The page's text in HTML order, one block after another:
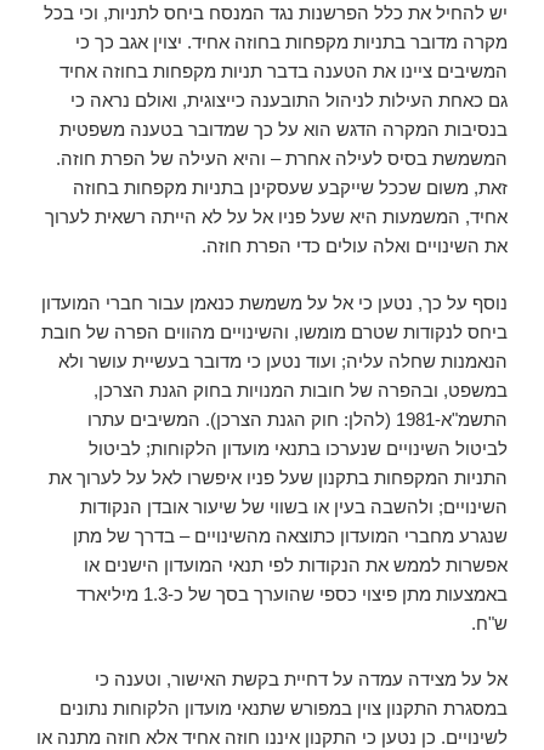
יש להחיל את כלל הפרשנות נגד המנסח ביחס לתניות, וכי בכל
מקרה מדובר בתניות מקפחות בחוזה אחיד. יצוין אגב כך כי
המשיבים ציינו את הטענה בדבר תניות מקפחות בחוזה אחיד
גם כאחת העילות לניהול התובענה כייצוגית, ואולם נראה כי
בנסיבות המקרה הדגש הוא על כך שמדובר בטענה משפטית
המשמשת בסיס לעילה אחרת – והיא העילה של הפרת חוזה.
זאת, משום שככל שייקבע שעסקינן בתניות מקפחות בחוזה
אחיד, המשמעות היא שעל פניו אל על לא הייתה רשאית לערוך
את השינויים ואלה עולים כדי הפרת חוזה.
נוסף על כך, נטען כי אל על משמשת כנאמן עבור חברי המועדון
ביחס לנקודות שטרם מומשו, והשינויים מהווים הפרה של חובת
הנאמנות שחלה עליה; ועוד נטען כי מדובר בעשיית עושר ולא
במשפט, ובהפרה של חובות המנויות בחוק הגנת הצרכן,
התשמ"א-1981 (להלן: חוק הגנת הצרכן). המשיבים עתרו
לביטול השינויים שנערכו בתנאי מועדון הלקוחות; לביטול
התניות המקפחות בתקנון שעל פניו איפשרו לאל על לערוך את
השינויים; ולהשבה בעין או בשווי של שיעור אובדן הנקודות
שנגרע מחברי המועדון כתוצאה מהשינויים – בדרך של מתן
אפשרות לממש את הנקודות לפי תנאי המועדון הישנים או
באמצעות מתן פיצוי כספי שהוערך בסך של כ-1.3 מיליארד
ש"ח.
אל על מצידה עמדה על דחיית בקשת האישור, וטענה כי
במסגרת התקנון צוין במפורש שתנאי מועדון הלקוחות נתונים
לשינויים. כן נטען כי התקנון איננו חוזה אחיד אלא חוזה מתנה או